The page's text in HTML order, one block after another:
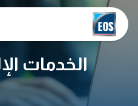
الخدمات